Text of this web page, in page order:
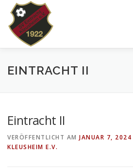
Inhalt
springen
VEREIN NEWS
DOWNLOADS SHOP
EINTRACHT II
Eintracht II
VERÖFFENTLICHT AM JANUAR 7, 2024
KLEUSHEIM E.V.